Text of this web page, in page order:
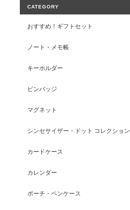
CATEGORY
おすすめ！ギフトセット
ノート・メモ帳
キーホルダー
ピンバッジ
マグネット
シンセサイザー・ドット コレクション
カードケース
カレンダー
ポーチ・ペンケース